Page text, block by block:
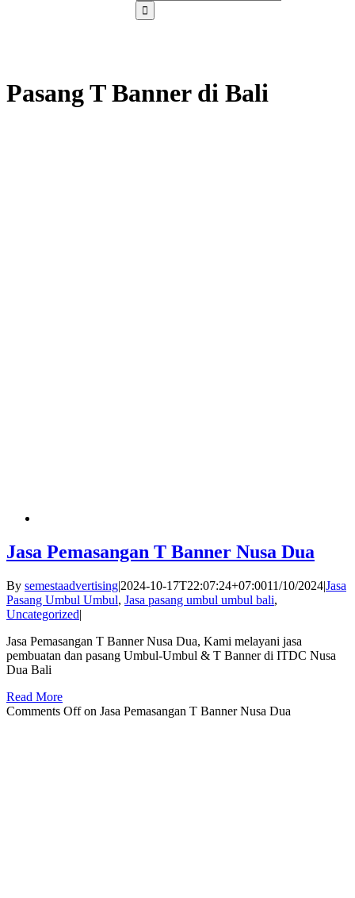
Pasang T Banner di Bali
Jasa Pemasangan T Banner Nusa Dua
By semestaadvertising|2024-10-17T22:07:24+07:0011/10/2024|Jasa
Pasang Umbul Umbul, Jasa pasang umbul umbul bali,
Uncategorized|
Jasa Pemasangan T Banner Nusa Dua, Kami melayani jasa
pembuatan dan pasang Umbul-Umbul & T Banner di ITDC Nusa
Dua Bali
Read More
Comments Offon Jasa Pemasangan T Banner Nusa Dua